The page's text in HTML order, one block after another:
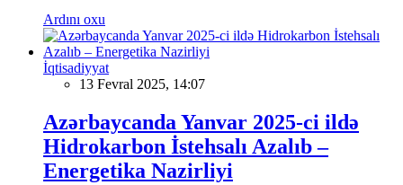
Ardını oxu
İqtisadiyyat
13 Fevral 2025, 14:07
Azərbaycanda Yanvar 2025-ci ildə
Hidrokarbon İstehsalı Azalıb –
Energetika Nazirliyi